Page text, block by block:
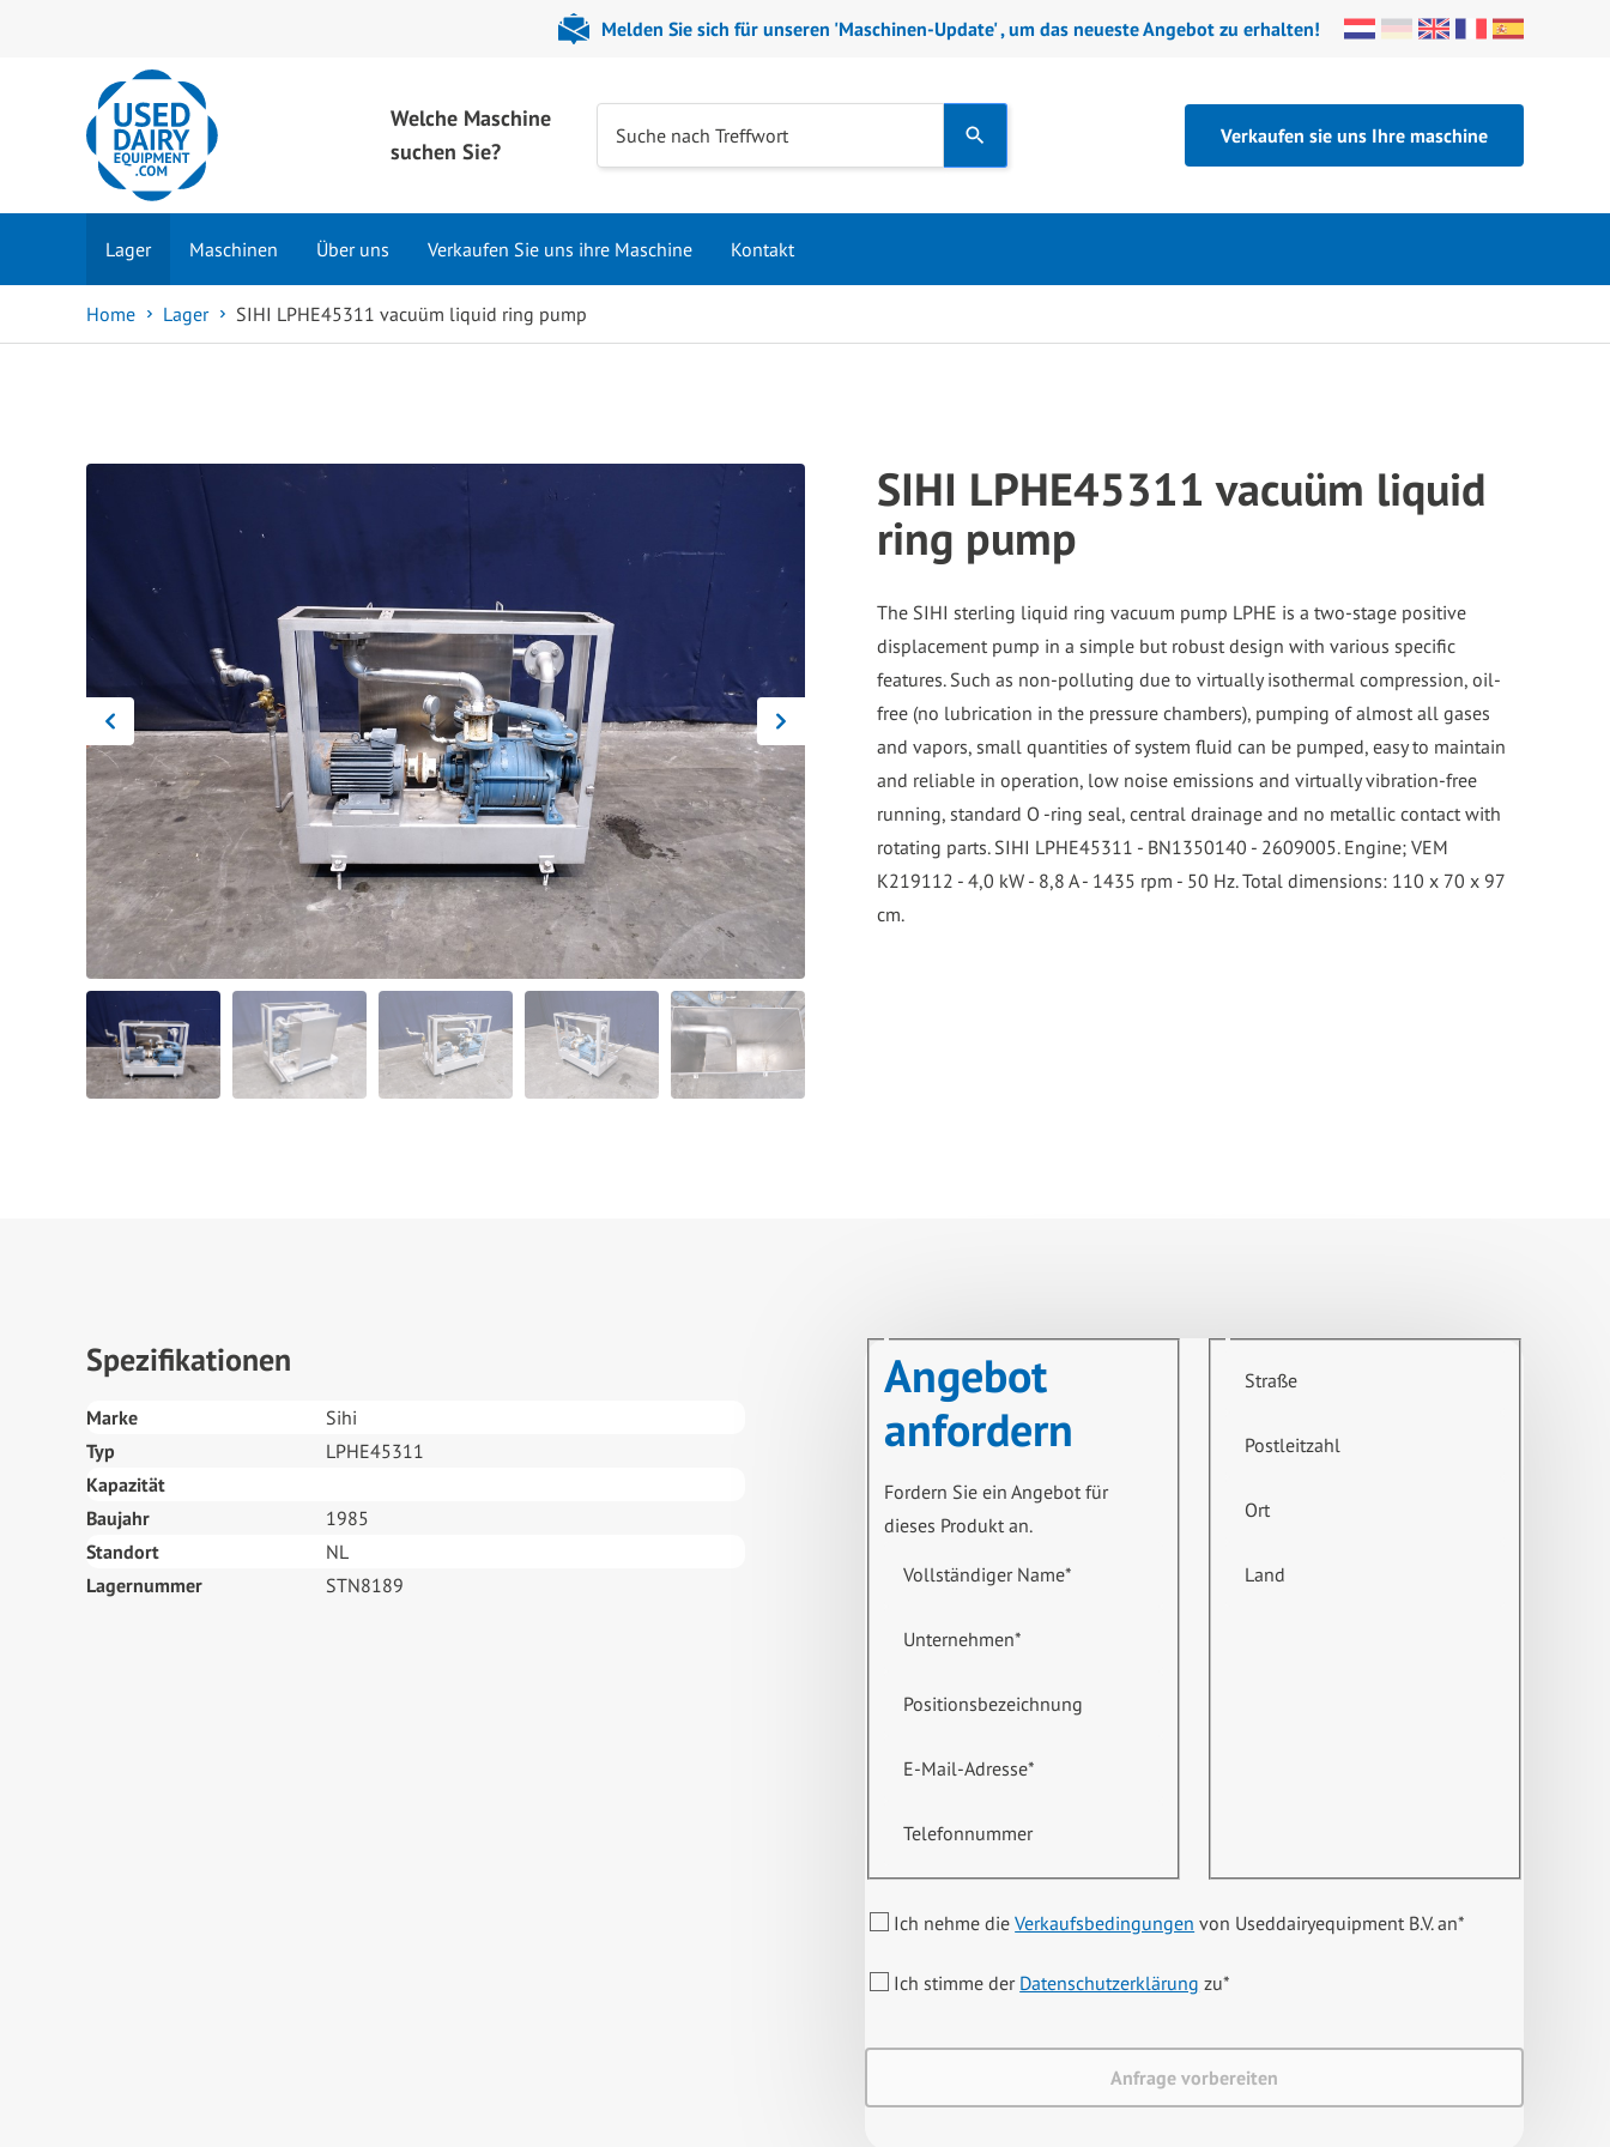
Melden Sie sich für unseren 'Maschinen-Update' , um das neueste Angebot zu erhalten!
Welche Maschine
suchen Sie?
Suche nach Treffwort
and
arrows
Touch
device
users
can
use
swipe
gestures.
Verkaufen sie uns Ihre maschine
Lager Maschinen Über uns Verkaufen Sie uns ihre Maschine Kontakt
Home Lager SIHI LPHE45311 vacuüm liquid ring pump
SIHI LPHE45311 vacuüm liquid
ring pump
The SIHI sterling liquid ring vacuum pump LPHE is a two-stage positive
displacement pump in a simple but robust design with various specific
features. Such as non-polluting due to virtually isothermal compression, oil-
free (no lubrication in the pressure chambers), pumping of almost all gases
and vapors, small quantities of system fluid can be pumped, easy to maintain
and reliable in operation, low noise emissions and virtually vibration-free
running, standard O -ring seal, central drainage and no metallic contact with
rotating parts. SIHI LPHE45311 - BN1350140 - 2609005. Engine; VEM
K219112 - 4,0 kW - 8,8 A - 1435 rpm - 50 Hz. Total dimensions: 110 x 70 x 97
Spezifikationen
Marke
Sihi
Typ
LPHE45311
Kapazität
Baujahr
1985
Standort
NL
Lagernummer
STN8189
Angebot
anfordern
Fordern Sie ein Angebot für
dieses Produkt an.
Vollständiger Name*
Unternehmen*
Positionsbezeichnung
E-Mail-Adresse*
Telefonnummer
Straße
Postleitzahl
Ort
Land
Ich nehme dieVerkaufsbedingungen von Useddairyequipment B.V. an*
Ich stimme der Datenschutzerklärung zu*
Anfrage vorbereiten